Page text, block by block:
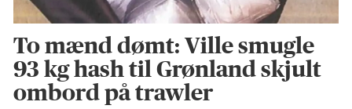
To mænd dømt: Ville smugle
93 kg hash til Grønland skjult
ombord på trawler